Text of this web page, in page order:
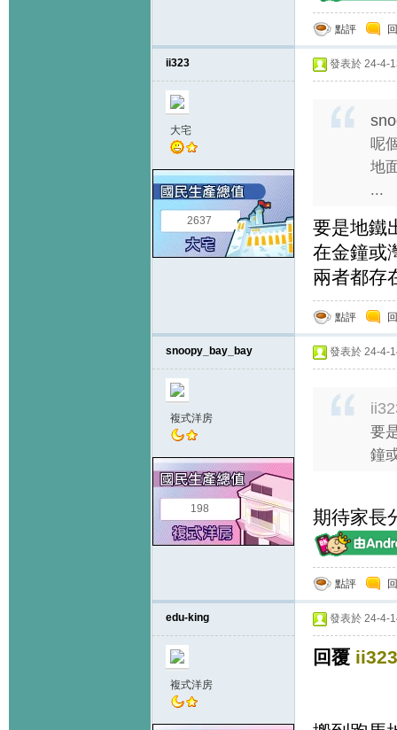
點評
ii323
大宅
2637
發表於 24-4-
呢
地
...
要是地鐵
在金鐘或
兩者都存
點評
snoopy_bay_bay
複式洋房
198
發表於 24-4-
要
鐘
期待家長
點評
edu-king
複式洋房
發表於 24-4-
回覆 ii323